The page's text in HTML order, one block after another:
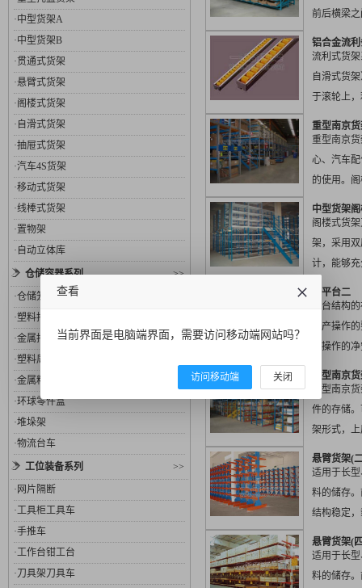
·中型货架A
·中型货架B
·贯通式货架
·悬臂式货架
·阁楼式货架
· 自滑式货架
·抽屉式货架
·汽车4S货架
·移动式货架
·线棒式货架
·置物架
· 自动立体库
>>
仓储容器系列
·仓储笼
·塑料托盘
·金属托盘
·塑料周转箱
·金属料箱
·环球零件盒
·堆垛架
·物流台车
>>
工位装备系列
· 网片隔断
·工具柜工具车
·手推车
·工作台钳工台
·刀具架刀具车
前后横梁
合金或钣
坡度...
铝合金流
流利式货
自滑式货
于滚轮上
货，另一
朝出...
重型南京
重型南京
心、汽车
的使用。
装式，无
美观...
中型货架
阁楼式货
架，采用
计，能够
部空间，
量，在空...
钢平台二
平台结构
生产操作
和操作的
高度不应
中型南京
中型南京
件的存储
架形式，
也可以是
结构...
悬臂货架(
适用于长
料的储存
结构稳定
理方便、
重不...
悬臂货架(
适用于长
料的储存
查看
当前界面是电脑端界面，需要访问移动端网站吗？
访问移动端 关闭